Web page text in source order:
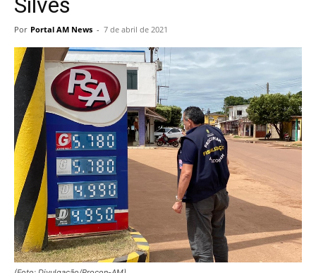
Por Portal AM News - 7 de abril de 2021